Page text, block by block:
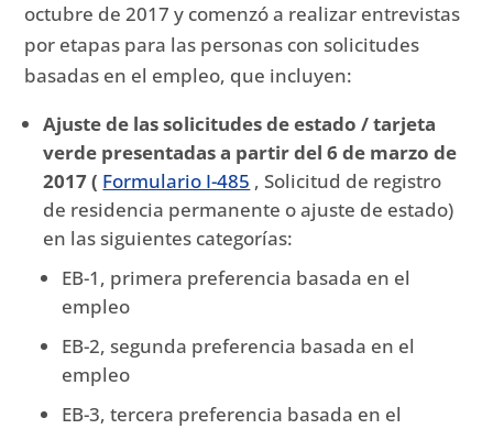
octubre de 2017 y comenzó a realizar entrevistas
por etapas para las personas con solicitudes
basadas en el empleo, que incluyen:
Ajuste de las solicitudes de estado / tarjeta
verde presentadas a partir del 6 de marzo de
2017 ( Formulario I-485 , Solicitud de registro
de residencia permanente o ajuste de estado)
en las siguientes categorías:
EB-1, primera preferencia basada en el
empleo
EB-2, segunda preferencia basada en el
empleo
EB-3, tercera preferencia basada en el